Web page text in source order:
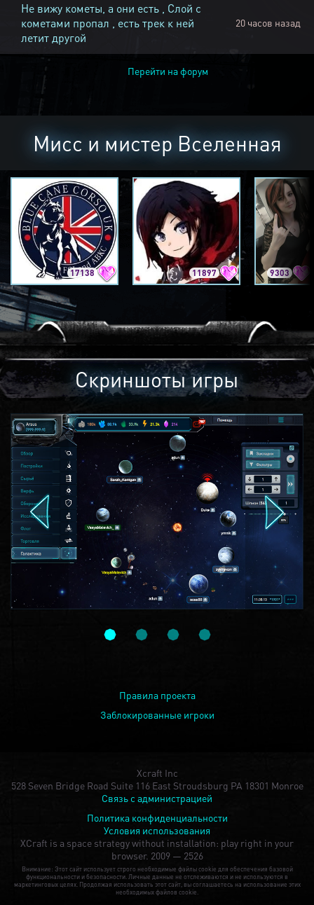
Не вижу кометы, а они есть , Слой с
кометами пропал , есть трек к ней
летит другой
20 часов назад
Перейти на форум
Мисс и мистер Вселенная
17138 11897 9303
Скриншоты игры
Правила проекта
Заблокированные игроки
Xcraft Inc
528 Seven Bridge Road Suite 116 East Stroudsburg PA 18301 Monroe
Связь с администрацией
Политика конфиденциальности
Условия использования
XCraft is a space strategy without installation: play right in your
browser. 2009 — 2526
Внимание: Этот сайт использует строго необходимые файлы cookie для обеспечения базовой
функциональности и безопасности. Личные данные не отслеживаются и не используются в
маркетинговых целях. Продолжая использовать этот сайт, вы соглашаетесь на использование этих
необходимых файлов cookie.